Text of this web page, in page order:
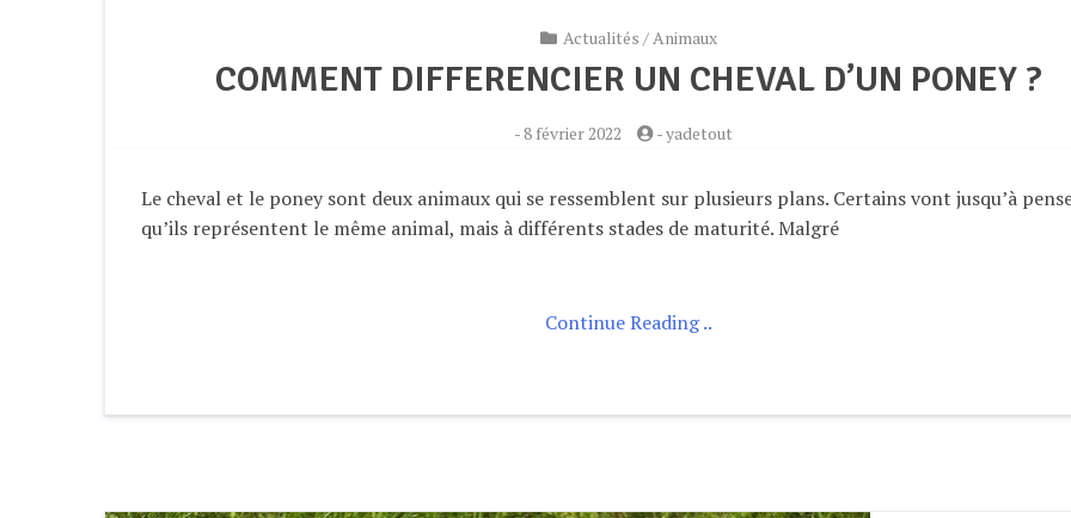
Actualités / Animaux
COMMENT DIFFERENCIER UN CHEVAL D’UN PONEY ?
-8 février 2022 -yadetout
Le cheval et le poney sont deux animaux qui se ressemblent sur plusieurs plans. Certains vont jusqu’à
qu’ils représentent le même animal, mais à différents stades de maturité. Malgré
Continue Reading ..